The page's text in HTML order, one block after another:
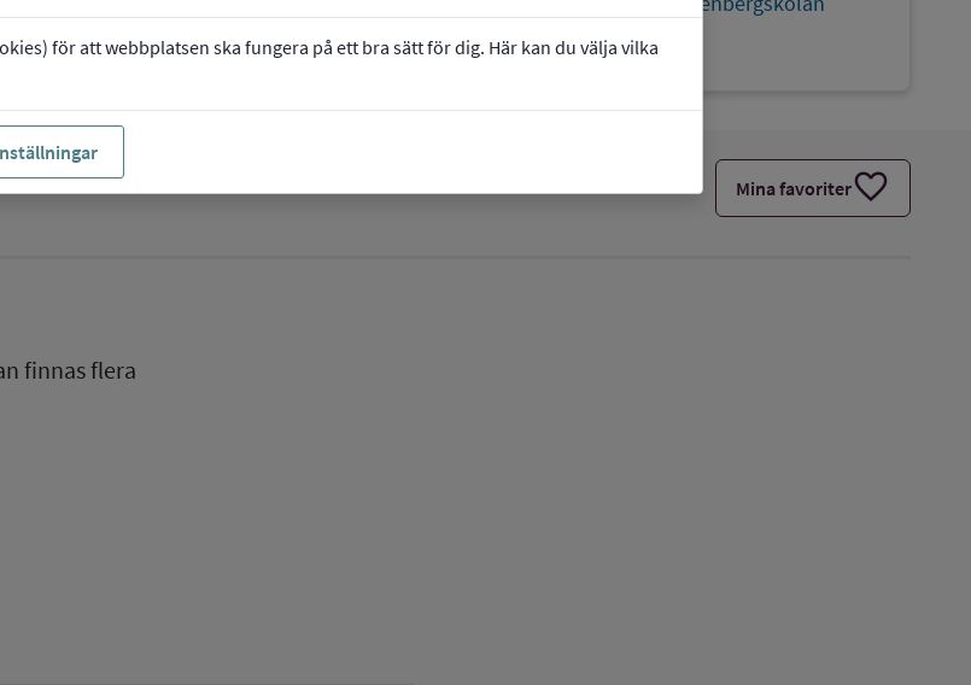
för att webbplatsen ska fungera på ett bra sätt för dig. Här kan du välja vilka
Bromma
Mina favoriterfavorite
finnas flera